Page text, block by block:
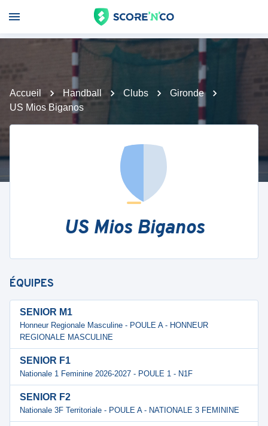
Accueil Handball Clubs
Gironde
US Mios Biganos
US Mios Biganos
ÉQUIPES
SENIOR M1
Honneur Regionale Masculine - POULE A - HONNEUR
REGIONALE MASCULINE
SENIOR F1
Nationale 1 Feminine 2026-2027 - POULE 1 - N1F
SENIOR F2
Nationale 3F Territoriale - POULE A - NATIONALE 3 FEMININE